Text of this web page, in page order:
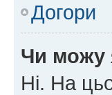
Догори
Чи можу
Ні. На